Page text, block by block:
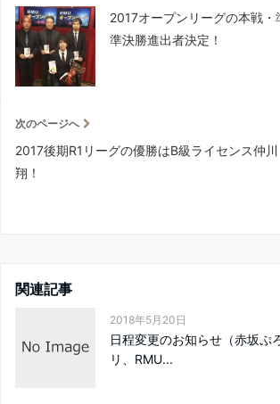
2017オープンリーグの本戦・
準決勝進出者決定！
次のページへ
2017後期R1リーグの優勝はB級ライセンス仲川
翔！
関連記事
2018年5月20日
日程変更のお知らせ（赤坂ぷ
リ、RMU...